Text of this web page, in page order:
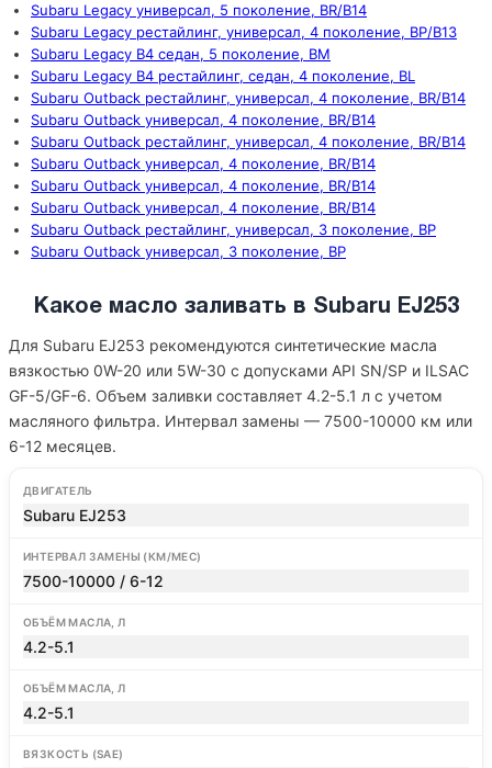
Subaru Legacy универсал, 5 поколение, BR/B14
Subaru Legacy рестайлинг, универсал, 4 поколение, BP/B13
Subaru Legacy B4 седан, 5 поколение, BM
Subaru Legacy B4 рестайлинг, седан, 4 поколение, BL
Subaru Outback рестайлинг, универсал, 4 поколение, BR/B14
Subaru Outback универсал, 4 поколение, BR/B14
Subaru Outback рестайлинг, универсал, 4 поколение, BR/B14
Subaru Outback универсал, 4 поколение, BR/B14
Subaru Outback универсал, 4 поколение, BR/B14
Subaru Outback универсал, 4 поколение, BR/B14
Subaru Outback рестайлинг, универсал, 3 поколение, BP
Subaru Outback универсал, 3 поколение, BP
Какое масло заливать в Subaru EJ253
Для Subaru EJ253 рекомендуются синтетические масла
вязкостью 0W-20 или 5W-30 с допусками API SN/SP и ILSAC
GF-5/GF-6. Объем заливки составляет 4.2-5.1 л с учетом
масляного фильтра. Интервал замены — 7500-10000 км или
6-12 месяцев.
ДВИГАТЕЛЬ
Subaru EJ253
ИНТЕРВАЛ ЗАМЕНЫ (КМ/МЕС)
7500-10000 / 6-12
ОБЪЁМ МАСЛА, Л
4.2-5.1
ОБЪЁМ МАСЛА, Л
4.2-5.1
ВЯЗКОСТЬ (SAE)